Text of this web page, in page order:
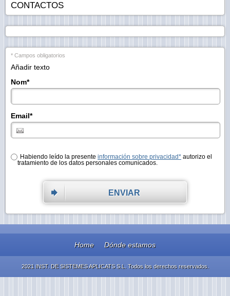
CONTACTOS
* Campos obligatorios
Añadir texto
Nom*
Email*
Habiendo leído la presente información sobre privacidad* autorizo el
tratamiento de los datos personales comunicados.
ENVIAR
Home Dónde estamos
2021 INST. DE SISTEMES APLICATS S.L. Todos los derechos reservados.